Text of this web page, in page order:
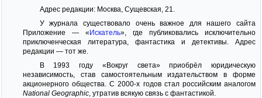
Адрес редакции: Москва, Сущевская, 21.
У журнала существовало очень важное для нашего сайта
Приложение — «Искатель», где публиковались исключительно
приключенческая литература, фантастика и детективы. Адрес
редaкции — тот же.
В 1993 году «Вокруг света» приобрёл юридическую
независимость, став самостоятельным издательством в форме
акционерного общества. С 2000-х годов стал российским аналогом
National Geographic , утратив всякую связь с фантастикой.